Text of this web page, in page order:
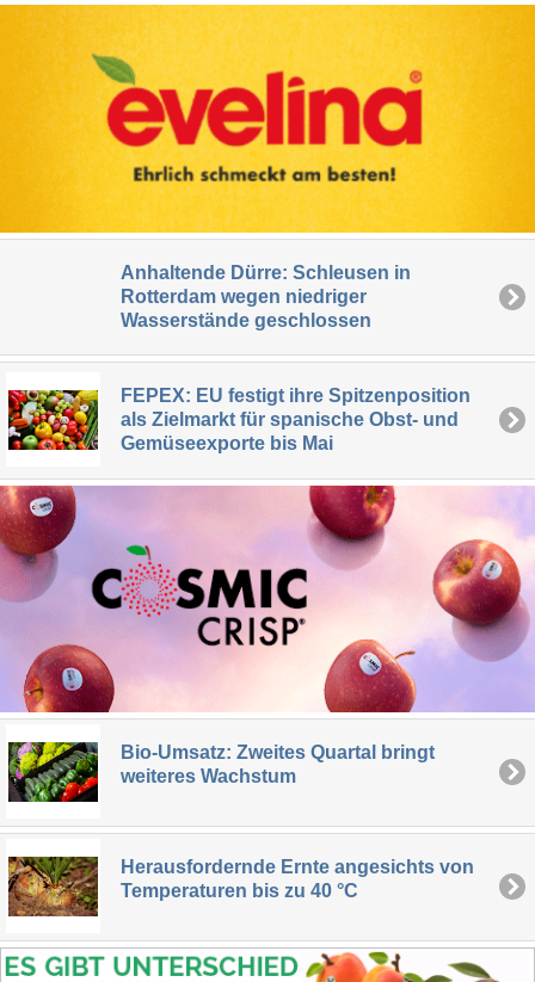
Anhaltende Dürre: Schleusen in
Rotterdam wegen niedriger
Wasserstände geschlossen
FEPEX: EU festigt ihre Spitzenposition
als Zielmarkt für spanische Obst- und
Gemüseexporte bis Mai
Bio-Umsatz: Zweites Quartal bringt
weiteres Wachstum
Herausfordernde Ernte angesichts von
Temperaturen bis zu 40 °C